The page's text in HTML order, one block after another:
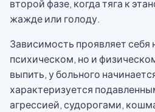
второй фазе, когда тяга к
жажде или голоду.
Зависимость проявляет себя
психическом, но и
выпить, у больного
характеризуется
агрессией, судорогами,